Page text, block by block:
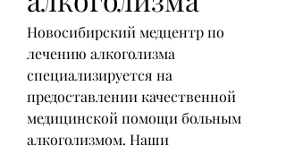
Новосибирский медцентр по
лечению алкоголизма
специализируется на
предоставлении качественной
медицинской помощи больным
алкоголизмом. Наши